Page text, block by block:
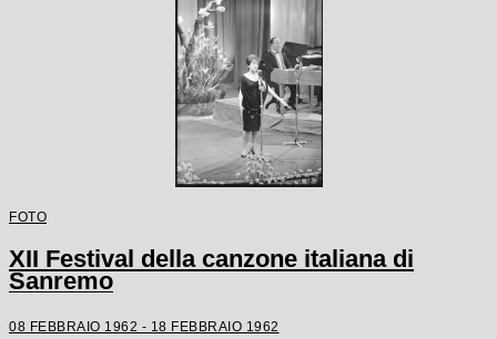
FOTO
XII Festival della canzone italiana di
Sanremo
08 FEBBRAIO 1962 - 18 FEBBRAIO 1962